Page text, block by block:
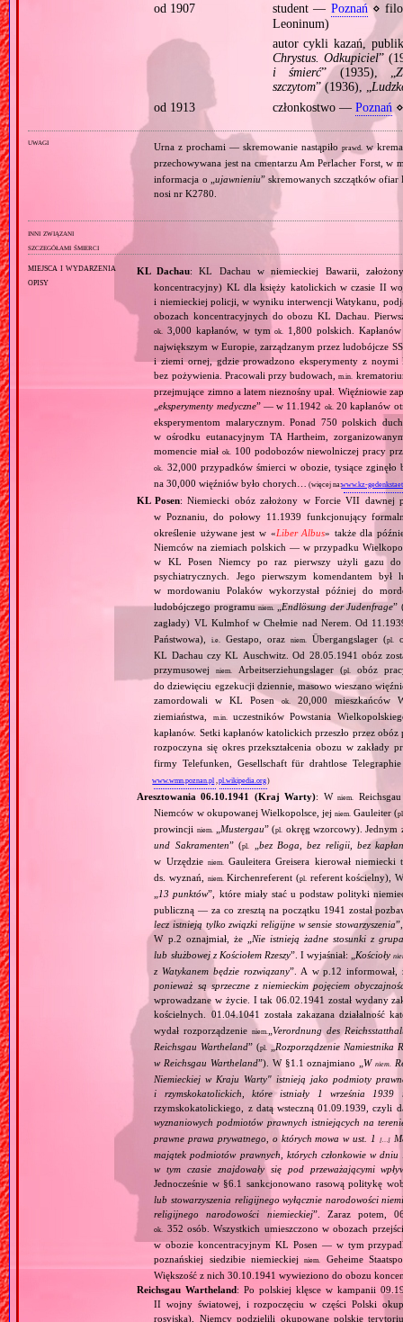
od 1907
student — Poznań⋄
Leoninum)
autor cykli kazań,
Chrystus. Odkupiciel”
i śmierć” (1935), „
szczytom” (1936), „
od 1913
członkostwo — Poznań
uwagi Urna z prochami — skremowanie nastąpiłoprawd. w
przechowywana jest na cmentarzu Am Perlacher Forst, w
informacja o „ ujawnieniu” skremowanych szczątków ofiar
nosi nr K2780.
inni związani
szczegółami śmierci
miejsca i wydarzenia
opisy
KL Dachau: KL Dachau w niemieckiej Bawarii,
koncentracyjny) KL dla księży katolickich w czasie II
i niemieckiej policji, w wyniku interwencji Watykanu,
obozach koncentracyjnych do obozu KL Dachau.
ok. 3,000 kapłanów, w tymok.
1,800 polskich.
największym w Europie, zarządzanym przez ludobójcze
i ziemi ornej, gdzie prowadzono eksperymenty z
bez pożywienia. Pracowali przy budowach,m.in.
przejmujące zimno a latem nieznośny upał. Więźniowie
„eksperymenty medyczne” — w 11.1942 ok. 20 kapłanów
eksperymentom malarycznym. Ponad 750 polskich
w ośrodku eutanacyjnym TA Hartheim,
momencie miałok. 100 podobozów niewolniczej pracy
ok.
32,000 przypadków śmierci w obozie, tysiące
na 30,000 więźniów było chorych…
(więcej na:www.kz-
KL Posen: Niemiecki obóz założony w Forcie VII dawnej
w Poznaniu, do połowy 11.1939 funkcjonujący
określenie używane jest w «Liber Albus» także dla
Niemców na ziemiach polskich — w przypadku
w KL Posen Niemcy po raz pierwszy użyli gazu do
psychiatrycznych. Jego pierwszym komendantem
w mordowaniu Polaków wykorzystał później do
ludobójczego programuniem. „Endlösung der Judenfrage”
zagłady) VL Kulmhof w Chełmie nad Nerem. Od
Państwowa),i.e. Gestapo, orazniem. Übergangslager (pl.
KL Dachau czy KL Auschwitz. Od 28.05.1941 obóz
przymusowejniem. Arbeitserziehungslager (pl.
obóz
do dziewięciu egzekucji dziennie, masowo wieszano
zamordowali w KL Posenok.
20,000 mieszkańców
ziemiaństwa,
m.in.
uczestników Powstania
kapłanów. Setki kapłanów katolickich przeszło przez
rozpoczyna się okres przekształcenia obozu w zakłady
firmy Telefunken, Gesellschaft für drahtlose
www.wmn.poznan.pl ,pl.wikipedia.org)
Aresztowania 06.10.1941 (Kraj Warty): Wniem.
Niemców w okupowanej Wielkopolsce, jejniem. Gauleiter (
prowincji niem. Mustergau” (pl.
okręg wzorcowy).
und Sakramenten” (pl.
bez Boga, bez religii, bez
w Urzędzie niem.
Gauleitera Greisera kierował
ds. wyznań,
niem. Kirchenreferent (pl.
referent kościelny),
13 punktów”, które miały stać u podstaw polityki
publiczną — za co zresztą na początku 1941 został
lecz istnieją tylko związki religijne w sensie stowarzyszenia
W p.2 oznajmiał, że „ Nie istnieją żadne stosunki z
lub służbowej z Kościołem Rzeszy”. I wyjaśniał: „ Kościoły
z Watykanem będzie rozwiązany”. A w p.12 informował,
ponieważ są sprzeczne z niemieckim pojęciem
wprowadzane w życie. I tak 06.02.1941 został wydany
kościelnych. 01.04.1041 została zakazana działalność
wydał rozporządzenieniem. „Verordnung des
Reichsgau Wartheland” (pl. „Rozporządzenie Namiestnika
w Reichsgau Wartheland”). W §1.1 oznajmiano „W niem.
Niemieckiej w Kraju Warty" istnieją jako podmioty
i rzymskokatolickich, które istniały 1 września
rzymskokatolickiego, z datą wsteczną 01.09.1939, czyli
wyznaniowych podmiotów prawnych istniejących na
prawne prawa prywatnego, o których mowa w ust. 1
[…]
majątek podmiotów prawnych, których członkowie w
w tym czasie znajdowały się pod przeważającymi
Jednocześnie w §6.1 sankcjonowano rasową politykę
lub stowarzyszenia religijnego wyłącznie narodowości
religijnego narodowości niemieckiej”. Zaraz potem,
ok.
352 osób. Wszystkich umieszczono w obozach
w obozie koncentracyjnym KL Posen — w tym
poznańskiej siedzibie niemieckiejniem.
Geheime
Większość z nich 30.10.1941 wywieziono do obozu
Reichsgau Wartheland: Po polskiej klęsce w kampanii
II wojny światowej, i rozpoczęciu w części Polski
rosyjska), Niemcy podzielili okupowane polskie